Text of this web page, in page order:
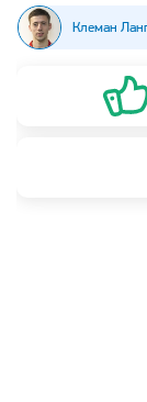
Клеман